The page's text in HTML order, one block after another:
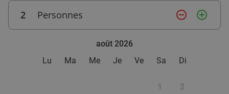
Froidchapelle directions_car
27€
2 Personnes remove_circle_outline add_circle_outline
août 2026
Lu
Ma Me Je Ve Sa Di
1 2